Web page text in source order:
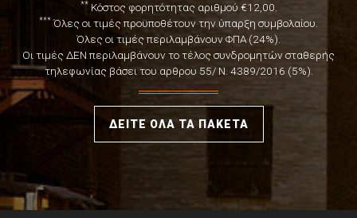
** Κόστος φορητότητας αριθμού €12,00.
*** Όλες οι τιμές προϋποθέτουν την ύπαρξη συμβολαίου.
Όλες οι τιμές περιλαμβάνουν ΦΠΑ (24%).
Οι τιμές ΔΕΝ περιλαμβάνουν το τέλος συνδρομητών σταθερής
τηλεφωνίας βάσει του αρθρου 55/ Ν. 4389/2016 (5%).
ΔΕΙΤΕ ΟΛΑ ΤΑ ΠΑΚΕΤΑ